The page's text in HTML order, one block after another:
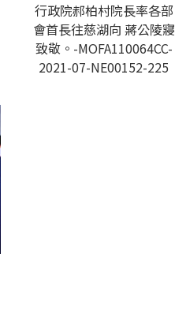
行政院郝柏村院長率各部
會首長往慈湖向 蔣公陵寢
致敬。-MOFA110064CC-
2021-07-NE00152-225